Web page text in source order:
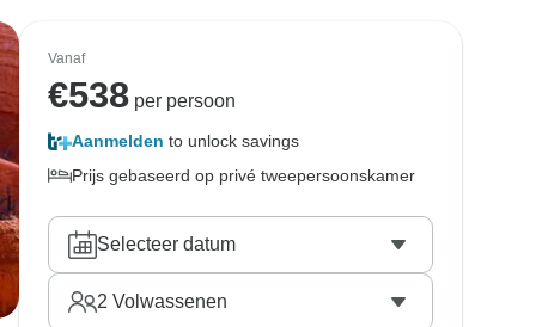
Vanaf
€538 per persoon
Aanmelden to unlock savings
Prijs gebaseerd op privé tweepersoonskamer
Selecteer datum
2 Volwassenen